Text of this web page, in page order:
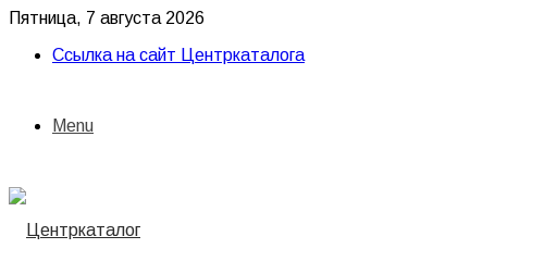
Пятница, 7 августа 2026
Ссылка на сайт Центркаталога
Menu